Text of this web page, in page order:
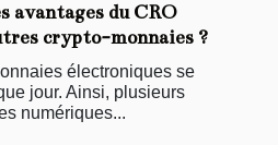
avantages du CRO
crypto-monnaies ?
électroniques se
jour. Ainsi, plusieurs
numériques...